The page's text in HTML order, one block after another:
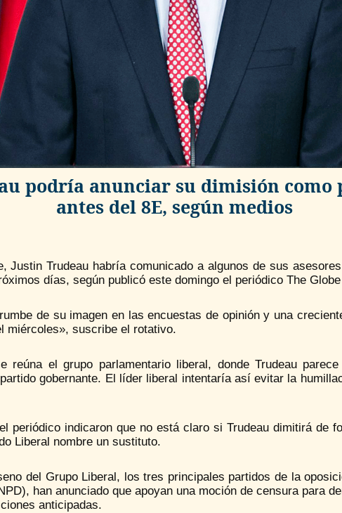
podría anunciar su dimisión
antes del 8E, según medios
Justin Trudeau habría comunicado a algunos de sus
días, según publicó este domingo el periódico The
de su imagen en las encuestas de opinión y una
miércoles», suscribe el rotativo.
reúna el grupo parlamentario liberal, donde Trudeau
gobernante. El líder liberal intentaría así evitar la
periódico indicaron que no está claro si Trudeau dimitirá de
Liberal nombre un sustituto.
del Grupo Liberal, los tres principales partidos de la
han anunciado que apoyan una moción de censura para
anticipadas.